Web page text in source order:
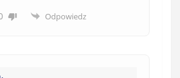
Odpowiedz